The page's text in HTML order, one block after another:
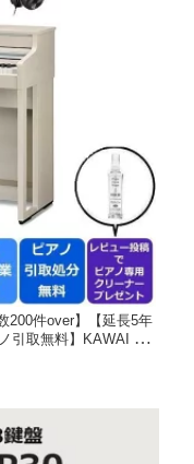
200件over】【延長5年
引取無料】KAWAI カ
ープル / ライトオー